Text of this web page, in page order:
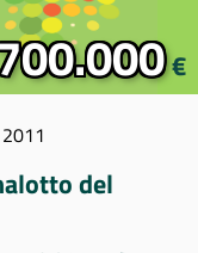
€
del